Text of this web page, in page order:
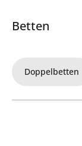
Betten
Doppelbetten